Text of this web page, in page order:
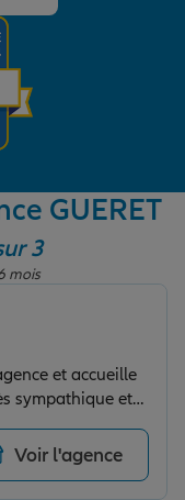
GUERET
3
mois
et accueille
!
Voir l'agence